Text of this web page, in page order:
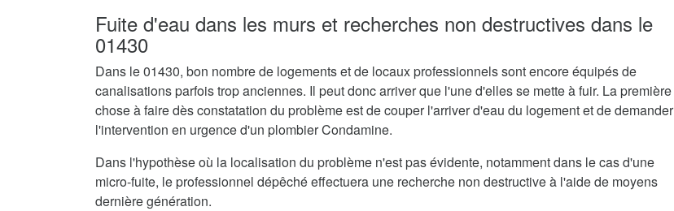
Fuite d'eau dans les murs et recherches non destructives dans le
01430
Dans le 01430, bon nombre de logements et de locaux professionnels sont encore équipés de
canalisations parfois trop anciennes. Il peut donc arriver que l'une d'elles se mette à fuir. La première
chose à faire dès constatation du problème est de couper l'arriver d'eau du logement et de demander
l'intervention en urgence d'un plombier Condamine.
Dans l'hypothèse où la localisation du problème n'est pas évidente, notamment dans le cas d'une
micro-fuite, le professionnel dépêché effectuera une recherche non destructive à l'aide de moyens
dernière génération.